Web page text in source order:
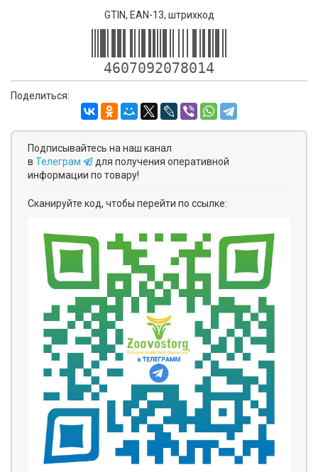
GTIN, EAN-13, штрихкод
4607092078014
Поделиться:
Подписывайтесь на наш канал
в Телеграм
для получения оперативной
информации по товару!
Сканируйте код, чтобы перейти по ссылке: